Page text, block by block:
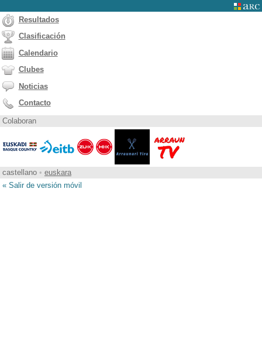
Resultados
Clasificación
Calendario
Clubes
Noticias
Contacto
Colaboran
castellano • euskara
« Salir de versión móvil